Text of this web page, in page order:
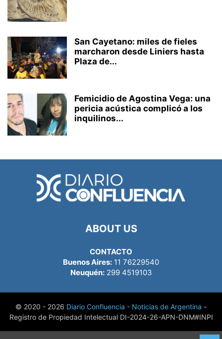
San Cayetano: miles de fieles
marcharon desde Liniers hasta
Plaza de...
Femicidio de Agostina Vega: una
pericia acústica complicó a los
inquilinos...
ABOUT US
CONTACTO
Buenos Aires: 11 76229540
Neuquén:299 4519103
© 2020 - 2026 Diario Confluencia - Noticias de Argentina -
Registro de Propiedad Intelectual DI-2024-26-APN-DNM#INPI